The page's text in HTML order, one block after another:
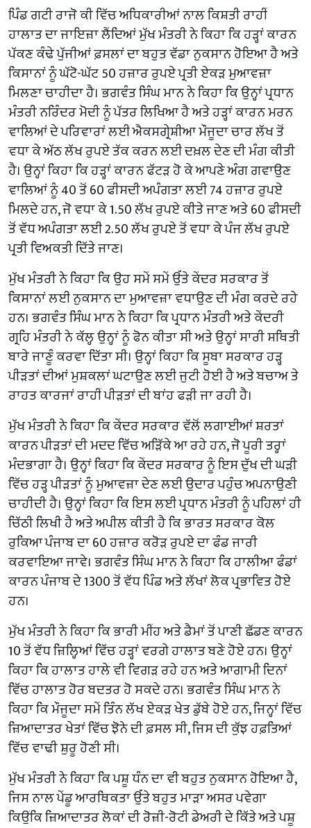
ਪਿੰਡ ਗਟੀ ਰਾਜੋ ਕੀ ਵਿੱਚ ਅਧਿਕਾਰੀਆਂ ਨਾਲ ਕਿਸ਼ਤੀ ਰਾਹੀਂ
ਹਾਲਾਤ ਦਾ ਜਾਇਜ਼ਾ ਲੈਂਦਿਆਂ ਮੁੱਖ ਮੰਤਰੀ ਨੇ ਕਿਹਾ ਕਿ ਹੜ੍ਹਾਂ ਕਾਰਨ
ਪੱਕਣ ਕੰਢੇ ਪੁੱਜੀਆਂ ਫ਼ਸਲਾਂ ਦਾ ਬਹੁਤ ਵੱਡਾ ਨੁਕਸਾਨ ਹੋਇਆ ਹੈ ਅਤੇ
ਕਿਸਾਨਾਂ ਨੂੰ ਘੱਟੋ-ਘੱਟ 50 ਹਜ਼ਾਰ ਰੁਪਏ ਪ੍ਰਤੀ ਏਕੜ ਮੁਆਵਜ਼ਾ
ਮਿਲਣਾ ਚਾਹੀਦਾ ਹੈ। ਭਗਵੰਤ ਸਿੰਘ ਮਾਨ ਨੇ ਕਿਹਾ ਕਿ ਉਨ੍ਹਾਂ ਪ੍ਰਧਾਨ
ਮੰਤਰੀ ਨਰਿੰਦਰ ਮੋਦੀ ਨੂੰ ਪੱਤਰ ਲਿਖਿਆ ਹੈ ਅਤੇ ਹੜ੍ਹਾਂ ਕਾਰਨ ਮਰਨ
ਵਾਲਿਆਂ ਦੇ ਪਰਿਵਾਰਾਂ ਲਈ ਐਕਸਗ੍ਰੇਸ਼ੀਆ ਮੌਜੂਦਾ ਚਾਰ ਲੱਖ ਤੋਂ
ਵਧਾ ਕੇ ਅੱਠ ਲੱਖ ਰੁਪਏ ਤੱਕ ਕਰਨ ਲਈ ਦਖ਼ਲ ਦੇਣ ਦੀ ਮੰਗ ਕੀਤੀ
ਹੈ। ਉਨ੍ਹਾਂ ਕਿਹਾ ਕਿ ਹੜ੍ਹਾਂ ਕਾਰਨ ਫੱਟੜ ਹੋ ਕੇ ਆਪਣੇ ਅੰਗ ਗਵਾਉਣ
ਵਾਲਿਆਂ ਨੂੰ 40 ਤੋਂ 60 ਫੀਸਦੀ ਅਪੰਗਤਾ ਲਈ 74 ਹਜ਼ਾਰ ਰੁਪਏ
ਮਿਲਦੇ ਹਨ, ਜੋ ਵਧਾ ਕੇ 1.50 ਲੱਖ ਰੁਪਏ ਕੀਤੇ ਜਾਣ ਅਤੇ 60 ਫੀਸਦੀ
ਤੋਂ ਵੱਧ ਅਪੰਗਤਾ ਲਈ 2.50 ਲੱਖ ਰੁਪਏ ਤੋਂ ਵਧਾ ਕੇ ਪੰਜ ਲੱਖ ਰੁਪਏ
ਪ੍ਰਤੀ ਵਿਅਕਤੀ ਦਿੱਤੇ ਜਾਣ।
ਮੁੱਖ ਮੰਤਰੀ ਨੇ ਕਿਹਾ ਕਿ ਉਹ ਸਮੇਂ ਸਮੇਂ ਉੱਤੇ ਕੇਂਦਰ ਸਰਕਾਰ ਤੋਂ
ਕਿਸਾਨਾਂ ਲਈ ਨੁਕਸਾਨ ਦਾ ਮੁਆਵਜ਼ਾ ਵਧਾਉਣ ਦੀ ਮੰਗ ਕਰਦੇ ਰਹੇ
ਹਨ। ਭਗਵੰਤ ਸਿੰਘ ਮਾਨ ਨੇ ਕਿਹਾ ਕਿ ਪ੍ਰਧਾਨ ਮੰਤਰੀ ਅਤੇ ਕੇਂਦਰੀ
ਗ੍ਰਹਿ ਮੰਤਰੀ ਨੇ ਕੱਲ੍ਹ ਉਨ੍ਹਾਂ ਨੂੰ ਫੋਨ ਕੀਤਾ ਸੀ ਅਤੇ ਉਨ੍ਹਾਂ ਸਾਰੀ ਸਥਿਤੀ
ਬਾਰੇ ਜਾਣੂੰ ਕਰਵਾ ਦਿੱਤਾ ਸੀ। ਉਨ੍ਹਾਂ ਕਿਹਾ ਕਿ ਸੂਬਾ ਸਰਕਾਰ ਹੜ੍ਹ
ਪੀੜਤਾਂ ਦੀਆਂ ਮੁਸ਼ਕਲਾਂ ਘਟਾਉਣ ਲਈ ਜੁਟੀ ਹੋਈ ਹੈ ਅਤੇ ਬਚਾਅ ਤੇ
ਰਾਹਤ ਕਾਰਜਾਂ ਰਾਹੀਂ ਪੀੜਤਾਂ ਦੀ ਬਾਂਹ ਫੜੀ ਜਾ ਰਹੀ ਹੈ।
ਮੁੱਖ ਮੰਤਰੀ ਨੇ ਕਿਹਾ ਕਿ ਕੇਂਦਰ ਸਰਕਾਰ ਵੱਲੋਂ ਲਗਾਈਆਂ ਸ਼ਰਤਾਂ
ਕਾਰਨ ਪੀੜਤਾਂ ਦੀ ਮਦਦ ਵਿੱਚ ਅੜਿੱਕੇ ਆ ਰਹੇ ਹਨ, ਜੋ ਪੂਰੀ ਤਰ੍ਹਾਂ
ਮੰਦਭਾਗਾ ਹੈ। ਉਨ੍ਹਾਂ ਕਿਹਾ ਕਿ ਕੇਂਦਰ ਸਰਕਾਰ ਨੂੰ ਇਸ ਦੁੱਖ ਦੀ ਘੜੀ
ਵਿੱਚ ਹੜ੍ਹ ਪੀੜਤਾਂ ਨੂੰ ਮੁਆਵਜ਼ਾ ਦੇਣ ਲਈ ਉਦਾਰ ਪਹੁੰਚ ਅਪਨਾਉਣੀ
ਚਾਹੀਦੀ ਹੈ। ਉਨ੍ਹਾਂ ਕਿਹਾ ਕਿ ਇਸ ਲਈ ਪ੍ਰਧਾਨ ਮੰਤਰੀ ਨੂੰ ਪਹਿਲਾਂ ਹੀ
ਚਿੱਠੀ ਲਿਖੀ ਹੈ ਅਤੇ ਅਪੀਲ ਕੀਤੀ ਹੈ ਕਿ ਭਾਰਤ ਸਰਕਾਰ ਕੋਲ
ਰੁਕਿਆ ਪੰਜਾਬ ਦਾ 60 ਹਜ਼ਾਰ ਕਰੋੜ ਰੁਪਏ ਦਾ ਫੰਡ ਜਾਰੀ
ਕਰਵਾਇਆ ਜਾਵੇ। ਭਗਵੰਤ ਸਿੰਘ ਮਾਨ ਨੇ ਕਿਹਾ ਕਿ ਹਾਲੀਆ ਫੰਡਾਂ
ਕਾਰਨ ਪੰਜਾਬ ਦੇ 1300 ਤੋਂ ਵੱਧ ਪਿੰਡ ਅਤੇ ਲੱਖਾਂ ਲੋਕ ਪ੍ਰਭਾਵਿਤ ਹੋਏ
ਹਨ।
ਮੁੱਖ ਮੰਤਰੀ ਨੇ ਕਿਹਾ ਕਿ ਭਾਰੀ ਮੀਂਹ ਅਤੇ ਡੈਮਾਂ ਤੋਂ ਪਾਣੀ ਛੱਡਣ ਕਾਰਨ
10 ਤੋਂ ਵੱਧ ਜ਼ਿਲ੍ਹਿਆਂ ਵਿੱਚ ਹੜ੍ਹਾਂ ਵਰਗੇ ਹਾਲਾਤ ਬਣੇ ਹੋਏ ਹਨ। ਉਨ੍ਹਾਂ
ਕਿਹਾ ਕਿ ਹਾਲਾਤ ਹਾਲੇ ਵੀ ਵਿਗੜ ਰਹੇ ਹਨ ਅਤੇ ਆਗਾਮੀ ਦਿਨਾਂ
ਵਿੱਚ ਹਾਲਾਤ ਹੋਰ ਬਦਤਰ ਹੋ ਸਕਦੇ ਹਨ। ਭਗਵੰਤ ਸਿੰਘ ਮਾਨ ਨੇ
ਕਿਹਾ ਕਿ ਮੌਜੂਦਾ ਸਮੇਂ ਤਿੰਨ ਲੱਖ ਏਕੜ ਖੇਤ ਡੁੱਬੇ ਹੋਏ ਹਨ, ਜਿਨ੍ਹਾਂ ਵਿੱਚ
ਜ਼ਿਆਦਾਤਰ ਖੇਤਾਂ ਵਿੱਚ ਝੋਨੇ ਦੀ ਫ਼ਸਲ ਸੀ, ਜਿਸ ਦੀ ਕੁੱਝ ਹਫ਼ਤਿਆਂ
ਵਿੱਚ ਵਾਢੀ ਸ਼ੁਰੂ ਹੋਣੀ ਸੀ।
ਮੁੱਖ ਮੰਤਰੀ ਨੇ ਕਿਹਾ ਕਿ ਪਸ਼ੂ ਧੰਨ ਦਾ ਵੀ ਬਹੁਤ ਨੁਕਸਾਨ ਹੋਇਆ ਹੈ,
ਜਿਸ ਨਾਲ ਪੇਂਡੂ ਆਰਥਿਕਤਾ ਉੱਤੇ ਬਹੁਤ ਮਾੜਾ ਅਸਰ ਪਵੇਗਾ
ਕਿਉਂਕਿ ਜ਼ਿਆਦਾਤਰ ਲੋਕਾਂ ਦੀ ਰੋਜ਼ੀ-ਰੋਟੀ ਡੇਅਰੀ ਦੇ ਕਿੱਤੇ ਅਤੇ ਪਸ਼ੂ